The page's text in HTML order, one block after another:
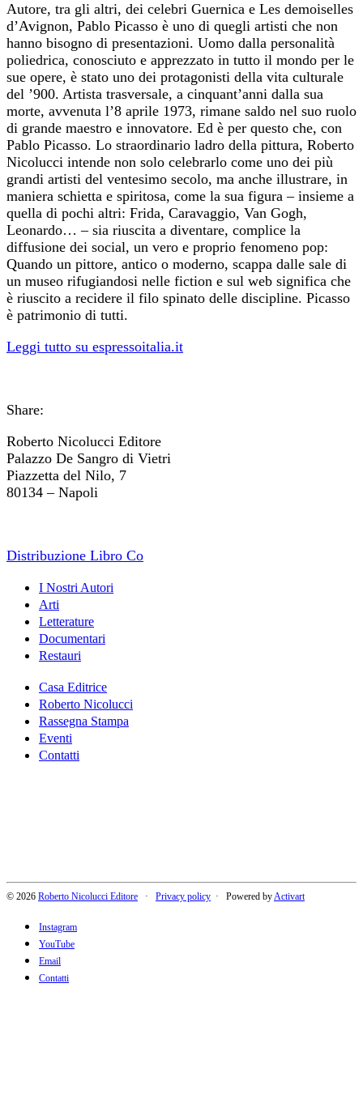
Autore, tra gli altri, dei celebri Guernica e Les demoiselles
d’Avignon, Pablo Picasso è uno di quegli artisti che non
hanno bisogno di presentazioni. Uomo dalla personalità
poliedrica, conosciuto e apprezzato in tutto il mondo per le
sue opere, è stato uno dei protagonisti della vita culturale
del ’900. Artista trasversale, a cinquant’anni dalla sua
morte, avvenuta l’8 aprile 1973, rimane saldo nel suo ruolo
di grande maestro e innovatore. Ed è per questo che, con
Pablo Picasso. Lo straordinario ladro della pittura, Roberto
Nicolucci intende non solo celebrarlo come uno dei più
grandi artisti del ventesimo secolo, ma anche illustrare, in
maniera schietta e spiritosa, come la sua figura – insieme a
quella di pochi altri: Frida, Caravaggio, Van Gogh,
Leonardo… – sia riuscita a diventare, complice la
diffusione dei social, un vero e proprio fenomeno pop:
Quando un pittore, antico o moderno, scappa dalle sale di
un museo rifugiandosi nelle fiction e sul web significa che
è riuscito a recidere il filo spinato delle discipline. Picasso
è patrimonio di tutti.
Leggi tutto su espressoitalia.it
Share:
Roberto Nicolucci Editore
Palazzo De Sangro di Vietri
Piazzetta del Nilo, 7
80134 – Napoli
Distribuzione Libro Co
I Nostri Autori
Arti
Letterature
Documentari
Restauri
Casa Editrice
Roberto Nicolucci
Rassegna Stampa
Eventi
Contatti
© 2026 Roberto Nicolucci Editore · Privacy policy · Powered byActivart
Instagram
YouTube
Email
Contatti